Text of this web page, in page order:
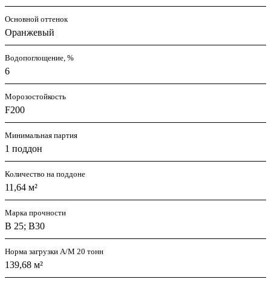
Основной оттенок
Оранжевый
Водопоглощение, %
6
Морозостойкость
F200
Минимальная партия
1 поддон
Количество на поддоне
11,64 м²
Марка прочности
В 25; В30
Норма загрузки А/М 20 тонн
139,68 м²